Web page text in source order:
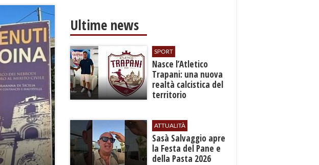
Ultime news
SPORT
Nasce l’Atletico
Trapani: una nuova
realtà calcistica del
territorio
ATTUALITÀ
Sasà Salvaggio apre
la Festa del Pane e
della Pasta 2026